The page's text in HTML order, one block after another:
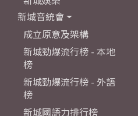
新城音統會
成立原意及架構
新城勁爆流行榜 - 本地
榜
新城勁爆流行榜 - 外語
榜
新城國語力排行榜